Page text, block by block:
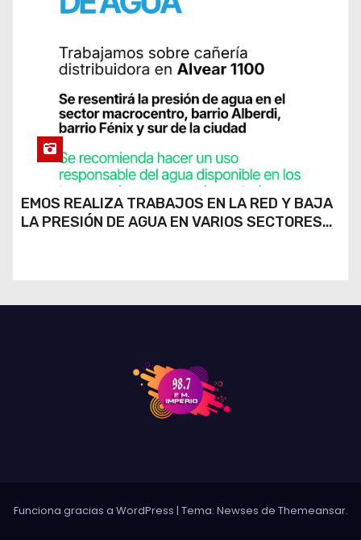
EMOS REALIZA TRABAJOS EN LA RED Y BAJA
LA PRESIÓN DE AGUA EN VARIOS SECTORES
Funciona gracias a WordPress | Tema: Newses de Themeansar.